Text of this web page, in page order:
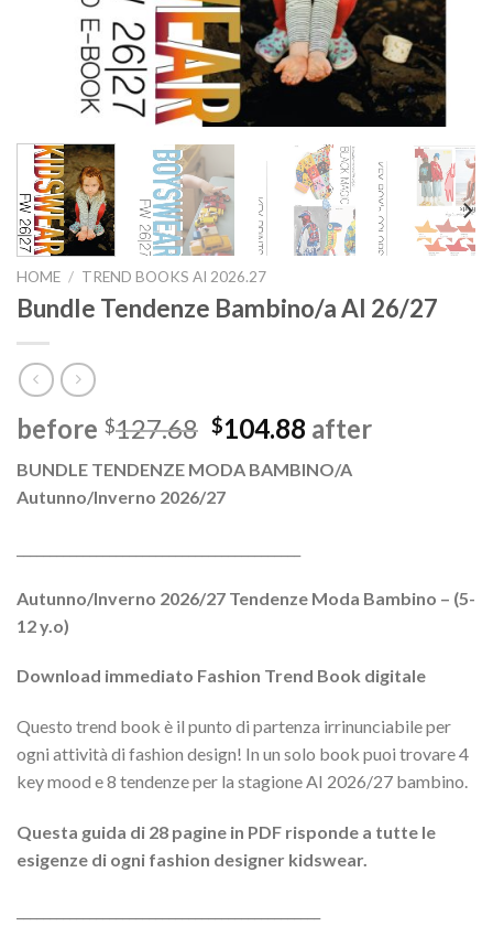
HOME / TREND BOOKS AI 2026.27
Bundle Tendenze Bambino/a AI 26/27
before $127.68 Il
originale
era:
$104.88 Il
attuale
after
BUNDLE TENDENZE MODA BAMBINO/A
Autunno/Inverno 2026/27
Autunno/Inverno 2026/27 Tendenze Moda Bambino – (5-
12 y.o)
Download immediato Fashion Trend Book digitale
Questo trend book è il punto di partenza irrinunciabile per
ogni attività di fashion design! In un solo book puoi trovare 4
key mood e 8 tendenze per la stagione AI 2026/27 bambino.
Questa guida di 28 pagine in PDF risponde a tutte le
esigenze di ogni fashion designer kidswear.